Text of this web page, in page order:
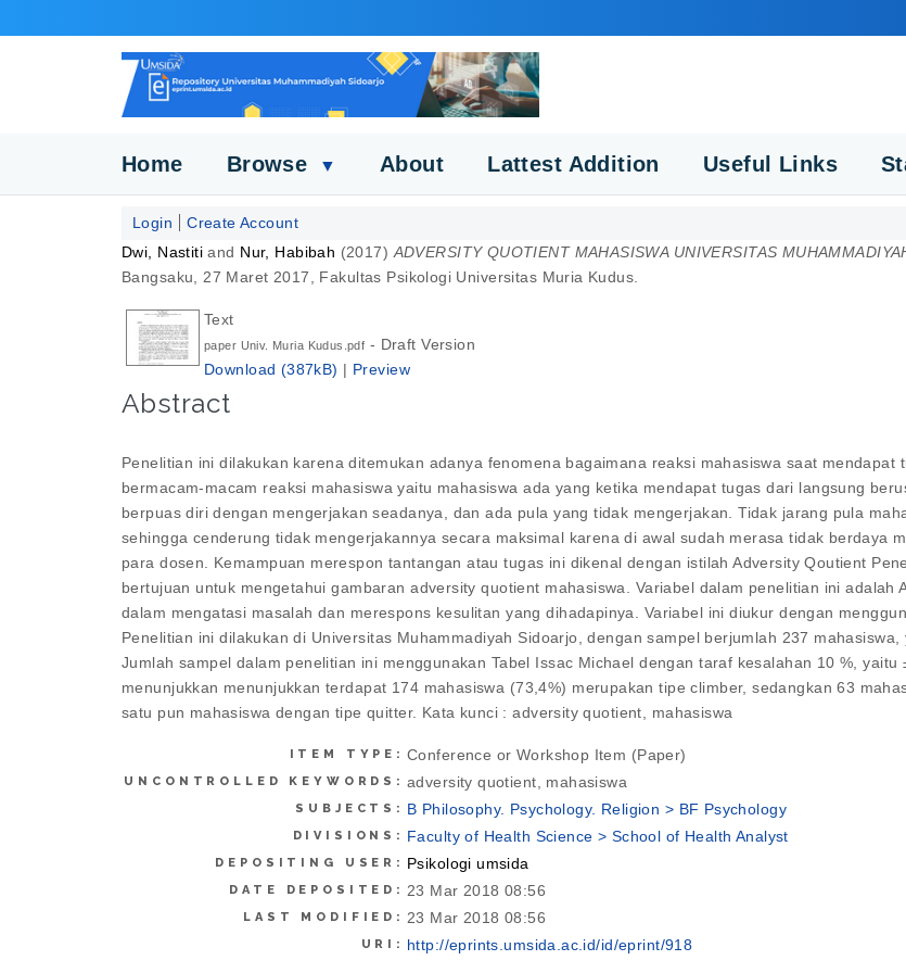
Home Browse ▼ About Lattest Addition Useful Links
Login
Create Account
Dwi, Nastiti and Nur, Habibah (2017) ADVERSITY QUOTIENT MAHASISWA UNIVERSITAS
Bangsaku, 27 Maret 2017, Fakultas Psikologi Universitas Muria Kudus.
Text
paper Univ. Muria Kudus.pdf - Draft Version
Download (387kB) | Preview
Abstract
Penelitian ini dilakukan karena ditemukan adanya fenomena bagaimana reaksi mahasiswa saat
bermacam-macam reaksi mahasiswa yaitu mahasiswa ada yang ketika mendapat tugas dari langsung
berpuas diri dengan mengerjakan seadanya, dan ada pula yang tidak mengerjakan. Tidak jarang pula
sehingga cenderung tidak mengerjakannya secara maksimal karena di awal sudah merasa tidak berdaya
para dosen. Kemampuan merespon tantangan atau tugas ini dikenal dengan istilah Adversity Qoutient
bertujuan untuk mengetahui gambaran adversity quotient mahasiswa. Variabel dalam penelitian ini
dalam mengatasi masalah dan merespons kesulitan yang dihadapinya. Variabel ini diukur dengan
Penelitian ini dilakukan di Universitas Muhammadiyah Sidoarjo, dengan sampel berjumlah 237
Jumlah sampel dalam penelitian ini menggunakan Tabel Issac Michael dengan taraf kesalahan 10 %,
menunjukkan menunjukkan terdapat 174 mahasiswa (73,4%) merupakan tipe climber, sedangkan 63
satu pun mahasiswa dengan tipe quitter. Kata kunci : adversity quotient, mahasiswa
ITEM TYPE: Conference or Workshop Item (Paper)
UNCONTROLLED KEYWORDS: adversity quotient, mahasiswa
SUBJECTS: B Philosophy. Psychology. Religion > BF Psychology
DIVISIONS: Faculty of Health Science > School of Health Analyst
DEPOSITING USER: Psikologi umsida
DATE DEPOSITED: 23 Mar 2018 08:56
LAST MODIFIED: 23 Mar 2018 08:56
URI: http://eprints.umsida.ac.id/id/eprint/918